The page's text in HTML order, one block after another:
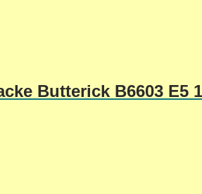
Butterick B6603 E5